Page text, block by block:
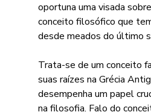
oportuna uma visada
conceito filosófico que
desde meados do último
Trata-se de um conceito
suas raízes na Grécia
desempenha um papel
na filosofia. Falo do